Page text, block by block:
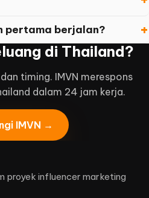
pertama berjalan?
di Thailand?
timing. IMVN merespons
dalam 24 jam kerja.
IMVN →
proyek influencer marketing